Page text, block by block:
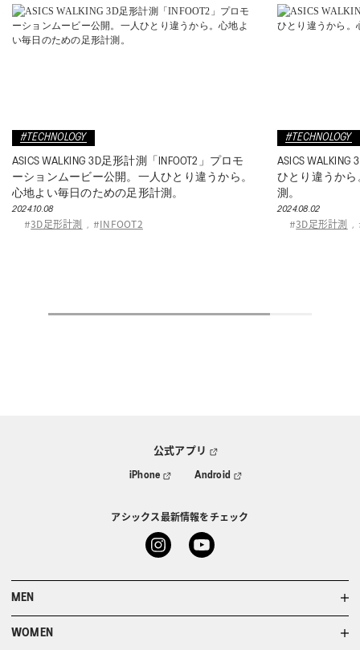
#TECHNOLOGY
ASICS WALKING 3D足形計測「INFOOT2」。一人
ひとり違うから。心地よい毎日のための足形計
測。
2024.08.02
#3D足形計測 , # INFOOT2
#TECHNOLOGY
廣瀬俊朗さんが
仕事もプライ
2023.03.30
#ORPHE
#ビジネスシュ
公式アプリ
iPhone Android
アシックス最新情報をチェック
MEN
WOMEN